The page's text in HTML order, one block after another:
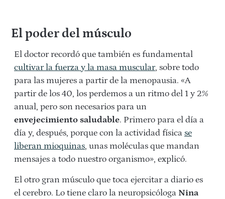
El poder del músculo
El doctor recordó que también es fundamental
cultivar la fuerza y la masa muscular, sobre todo
para las mujeres a partir de la menopausia. «A
partir de los 40, los perdemos a un ritmo del 1 y 2%
anual, pero son necesarios para un
envejecimiento saludable. Primero para el día a
día y, después, porque con la actividad física se
liberan mioquinas, unas moléculas que mandan
mensajes a todo nuestro organismo», explicó.
El otro gran músculo que toca ejercitar a diario es
el cerebro. Lo tiene claro la neuropsicóloga Nina